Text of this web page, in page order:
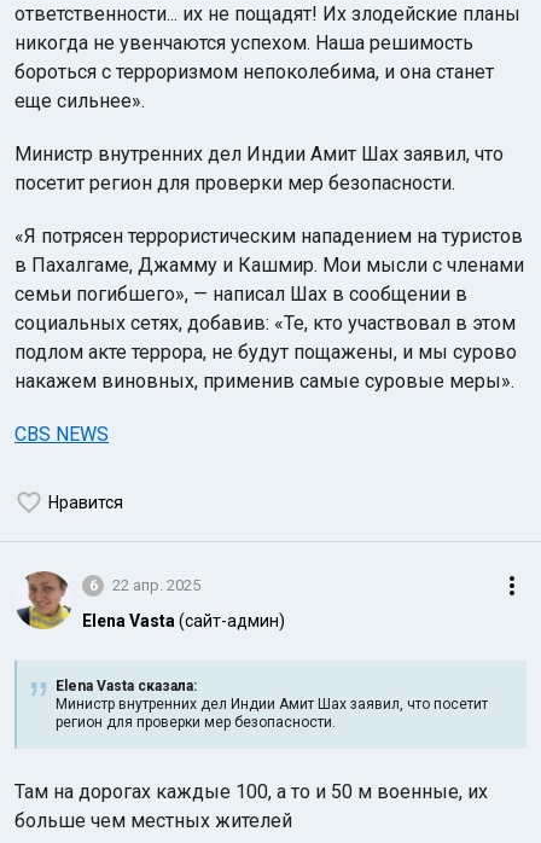
ответственности... их не пощадят! Их злодейские планы
никогда не увенчаются успехом. Наша решимость
бороться с терроризмом непоколебима, и она станет
еще сильнее».
Министр внутренних дел Индии Амит Шах заявил, что
посетит регион для проверки мер безопасности.
«Я потрясен террористическим нападением на туристов
в Пахалгаме, Джамму и Кашмир. Мои мысли с членами
семьи погибшего», — написал Шах в сообщении в
социальных сетях, добавив: «Те, кто участвовал в этом
подлом акте террора, не будут пощажены, и мы сурово
накажем виновных, применив самые суровые меры».
CBS NEWS
Нравится
6 22 апр. 2025
Elena Vasta (сайт-админ)
Elena Vasta сказалa:
Министр внутренних дел Индии Амит Шах заявил, что посетит
регион для проверки мер безопасности.
Там на дорогах каждые 100, а то и 50 м военные, их
больше чем местных жителей